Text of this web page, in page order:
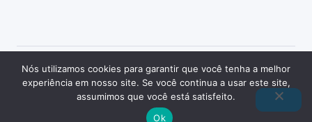
COPYRIGHT © 2023 |THUTOR- CULTURA E
GESTÃO ESTRATÉGICA. TODOS OS DIREITOS
RESERVADOS.| FEITO COM
POR
Nós utilizamos cookies para garantir que você tenha a melhor
experiência em nosso site. Se você continua a usar este site,
assumimos que você está satisfeito.
Ok